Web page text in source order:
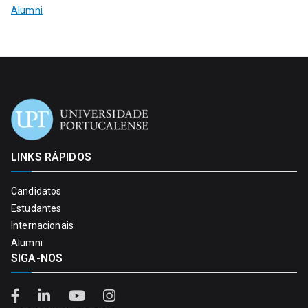
Alumni
LINKS RÁPIDOS
Candidatos
Estudantes
Internacionais
Alumni
SIGA-NOS